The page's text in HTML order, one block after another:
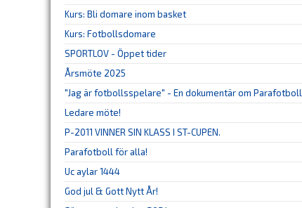
Kurs: Bli domare inom basket
Kurs: Fotbollsdomare
SPORTLOV - Öppet tider
Årsmöte 2025
"Jag är fotbollsspelare" - En dokumentär om Parafotboll
Ledare möte!
P-2011 VINNER SIN KLASS I ST-CUPEN.
Parafotboll för alla!
Uc aylar 1444
God jul & Gott Nytt År!